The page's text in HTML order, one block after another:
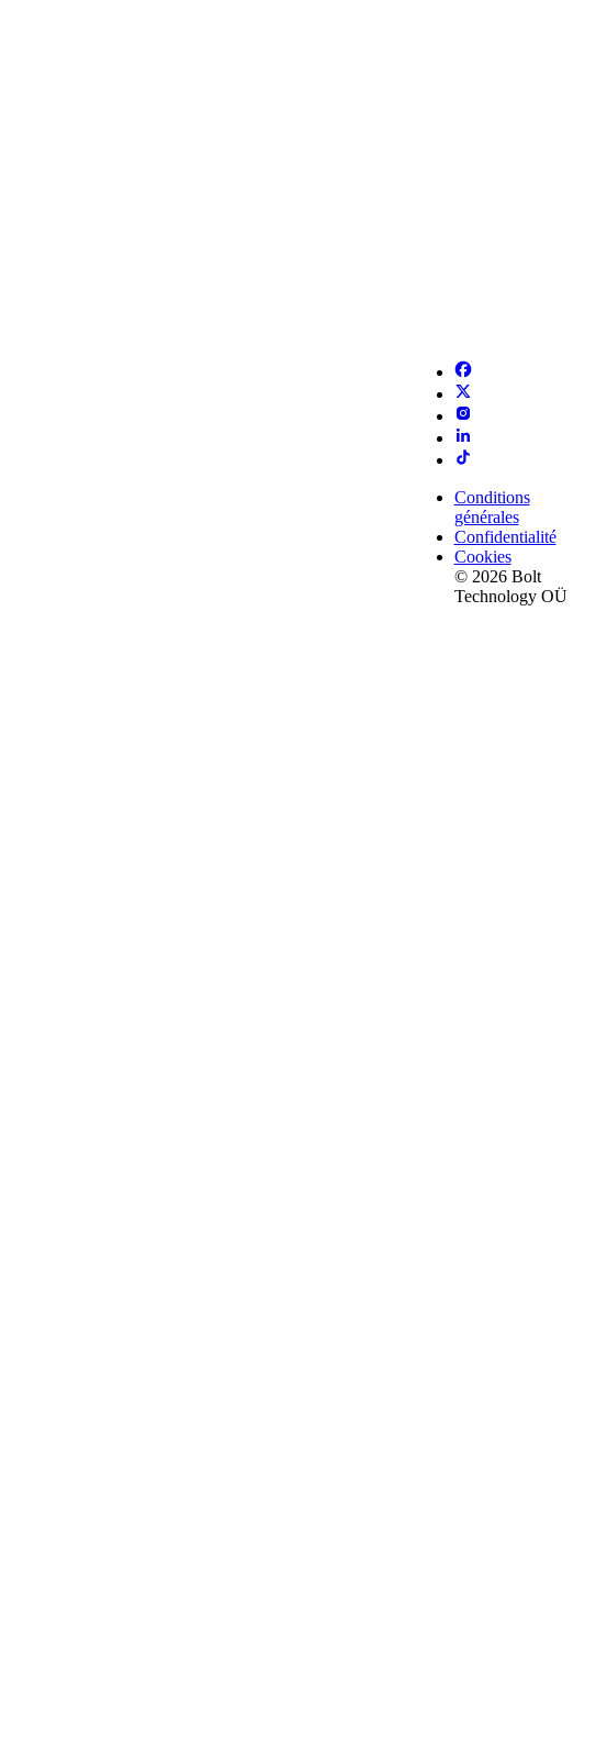
Conditions
générales
Confidentialité
Cookies
© 2026 Bolt
Technology OÜ